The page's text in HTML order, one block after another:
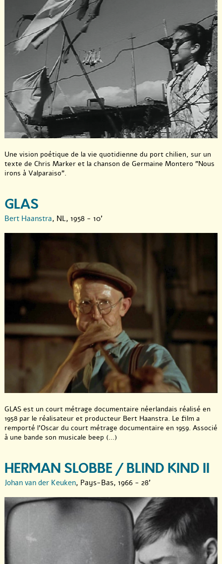
Une vision poétique de la vie quotidienne du port chilien, sur un
texte de Chris Marker et la chanson de Germaine Montero "Nous
irons à Valparaiso".
GLAS
Bert Haanstra, NL, 1958 - 10'
GLAS est un court métrage documentaire néerlandais réalisé en
1958 par le réalisateur et producteur Bert Haanstra. Le film a
remporté l’Oscar du court métrage documentaire en 1959. Associé
à une bande son musicale beep (...)
HERMAN SLOBBE / BLIND KIND II
Johan van der Keuken, Pays-Bas, 1966 - 28'